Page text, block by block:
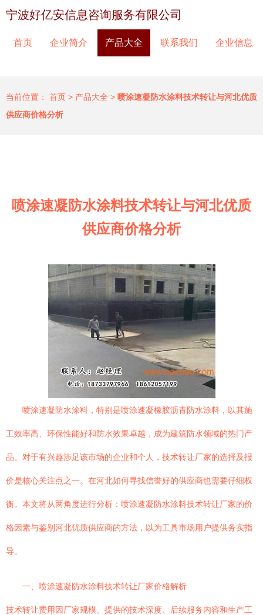
宁波好亿安信息咨询服务有限公司
首页 企业简介 产品大全 联系我们 企业信息
当前位置： 首页 > 产品大全 > 喷涂速凝防水涂料技术转让与河北优质
供应商价格分析
喷涂速凝防水涂料技术转让与河北优质
供应商价格分析
喷涂速凝防水涂料，特别是喷涂速凝橡胶沥青防水涂料，以其施
工效率高、环保性能好和防水效果卓越，成为建筑防水领域的热门产
品。对于有兴趣涉足该市场的企业和个人，技术转让厂家的选择及报
价是核心关注点之一。在河北如何寻找信誉好的供应商也需要仔细权
衡。本文将从两角度进行分析：喷涂速凝防水涂料技术转让厂家的价
格因素与鉴别河北优质供应商的方法，以为工具市场用户提供务实指
导。
一、喷涂速凝防水涂料技术转让厂家价格解析
技术转让费用因厂家规模、提供的技术深度、后续服务内容和生产工